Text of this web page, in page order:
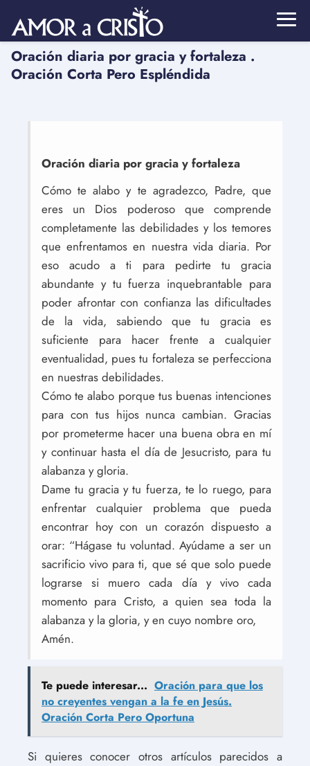
Oración diaria por gracia y fortaleza .
Oración Corta Pero Espléndida
Oración diaria por gracia y fortaleza
Cómo te alabo y te agradezco, Padre, que
eres un Dios poderoso que comprende
completamente las debilidades y los temores
que enfrentamos en nuestra vida diaria. Por
eso acudo a ti para pedirte tu gracia
abundante y tu fuerza inquebrantable para
poder afrontar con confianza las dificultades
de la vida, sabiendo que tu gracia es
suficiente para hacer frente a cualquier
eventualidad, pues tu fortaleza se perfecciona
en nuestras debilidades.
Cómo te alabo porque tus buenas intenciones
para con tus hijos nunca cambian. Gracias
por prometerme hacer una buena obra en mí
y continuar hasta el día de Jesucristo, para tu
alabanza y gloria.
Dame tu gracia y tu fuerza, te lo ruego, para
enfrentar cualquier problema que pueda
encontrar hoy con un corazón dispuesto a
orar: “Hágase tu voluntad. Ayúdame a ser un
sacrificio vivo para ti, que sé que solo puede
lograrse si muero cada día y vivo cada
momento para Cristo, a quien sea toda la
alabanza y la gloria, y en cuyo nombre oro,
Amén.
Te puede interesar... Oración para que los
no creyentes vengan a la fe en Jesús.
Oración Corta Pero Oportuna
Si quieres conocer otros artículos parecidos a